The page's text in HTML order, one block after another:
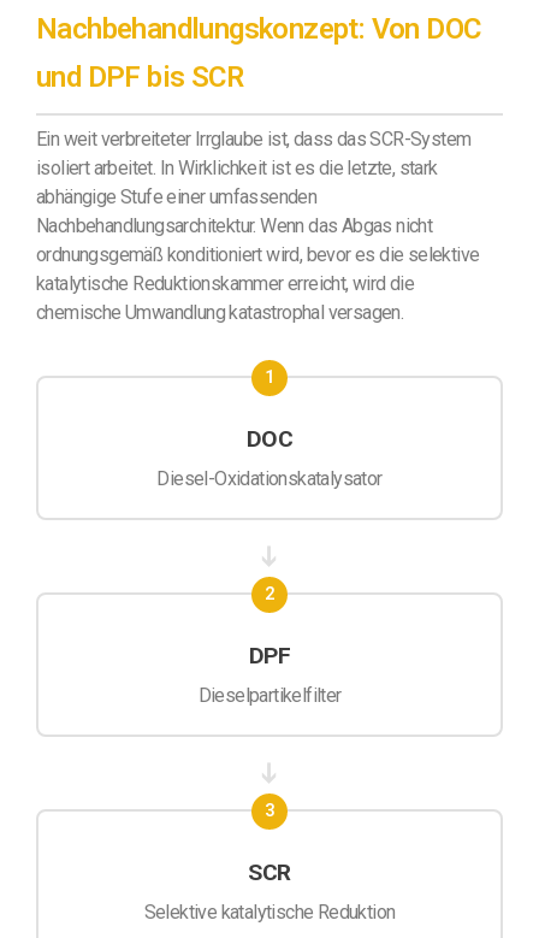
Nachbehandlungskonzept: Von DOC
und DPF bis SCR
Ein weit verbreiteter Irrglaube ist, dass das SCR-System
isoliert arbeitet. In Wirklichkeit ist es die letzte, stark
abhängige Stufe einer umfassenden
Nachbehandlungsarchitektur. Wenn das Abgas nicht
ordnungsgemäß konditioniert wird, bevor es die selektive
katalytische Reduktionskammer erreicht, wird die
chemische Umwandlung katastrophal versagen.
1
DOC
Diesel-Oxidationskatalysator
➔
2
DPF
Dieselpartikelfilter
➔
3
SCR
Selektive katalytische Reduktion